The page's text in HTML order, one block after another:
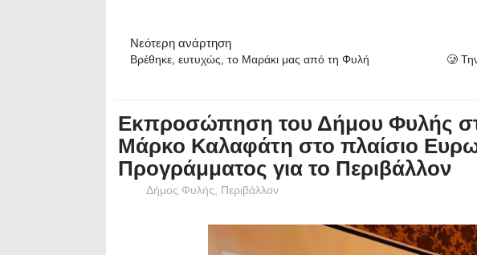
Νεότερη ανάρτηση
Βρέθηκε, ευτυχώς, το Μαράκι μας από τη Φυλή
🥲
Εκπροσώπηση του Δήμου Φυλής
Μάρκο Καλαφάτη στο πλαίσιο
Προγράμματος για το Περιβάλλον
Δήμος Φυλής Περιβάλλον